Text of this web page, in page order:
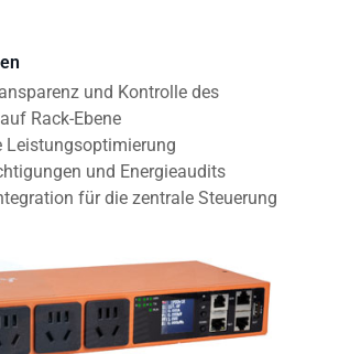
und Kontrolle des
Rack-Ebene
Leistungsoptimierung
und Energieaudits
für die zentrale Steuerung